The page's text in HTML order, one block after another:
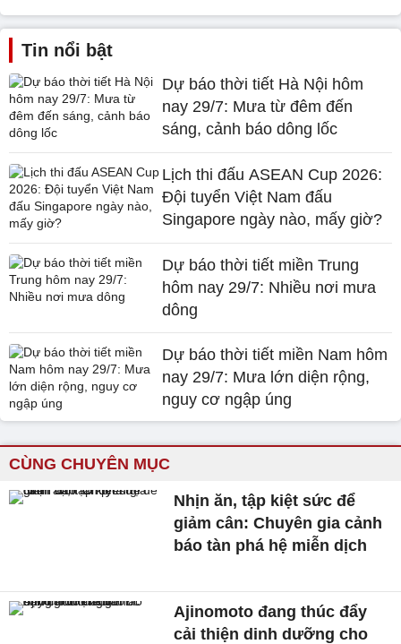
Tin nổi bật
Dự báo thời tiết Hà Nội hôm
nay 29/7: Mưa từ đêm đến
sáng, cảnh báo dông lốc
Lịch thi đấu ASEAN Cup 2026:
Đội tuyển Việt Nam đấu
Singapore ngày nào, mấy giờ?
Dự báo thời tiết miền Trung
hôm nay 29/7: Nhiều nơi mưa
dông
Dự báo thời tiết miền Nam hôm
nay 29/7: Mưa lớn diện rộng,
nguy cơ ngập úng
CÙNG CHUYÊN MỤC
Nhịn ăn, tập kiệt sức để
giảm cân: Chuyên gia cảnh
báo tàn phá hệ miễn dịch
Ajinomoto đang thúc đẩy
cải thiện dinh dưỡng cho